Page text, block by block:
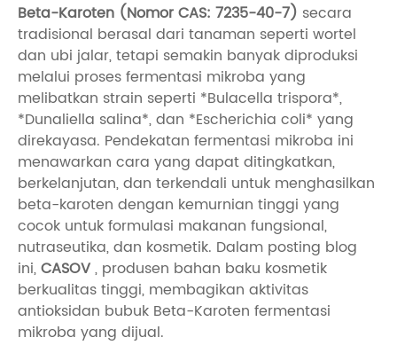
Beta-Karoten (Nomor CAS: 7235-40-7) secara
tradisional berasal dari tanaman seperti wortel
dan ubi jalar, tetapi semakin banyak diproduksi
melalui proses fermentasi mikroba yang
melibatkan strain seperti *Bulacella trispora*,
*Dunaliella salina*, dan *Escherichia coli* yang
direkayasa. Pendekatan fermentasi mikroba ini
menawarkan cara yang dapat ditingkatkan,
berkelanjutan, dan terkendali untuk menghasilkan
beta-karoten dengan kemurnian tinggi yang
cocok untuk formulasi makanan fungsional,
nutraseutika, dan kosmetik. Dalam posting blog
ini,CASOV, produsen bahan baku kosmetik
berkualitas tinggi, membagikan aktivitas
antioksidan bubuk Beta-Karoten fermentasi
mikroba yang dijual.